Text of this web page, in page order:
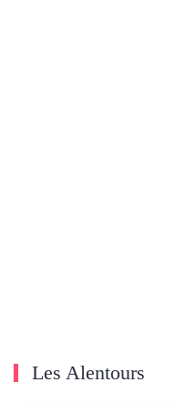
Les Alentours